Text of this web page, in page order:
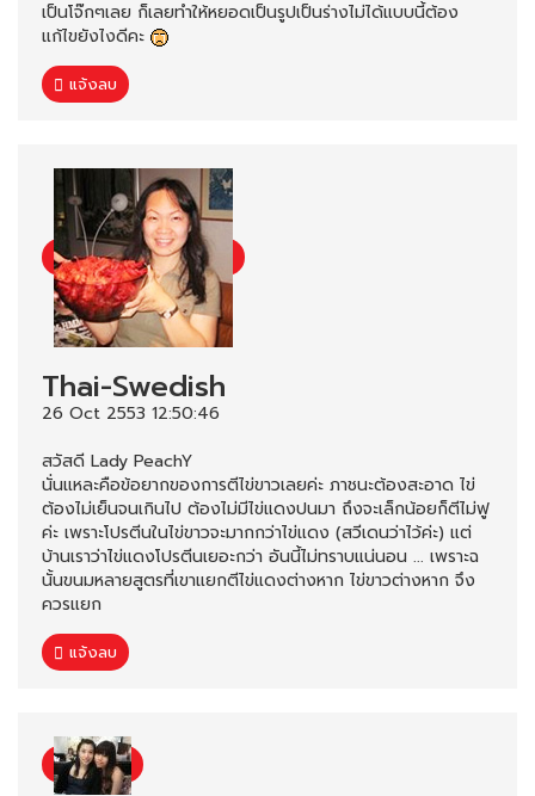
เป็นโจ๊กๆเลย ก็เลยทำให้หยอดเป็นรูปเป็นร่างไม่ได้แบบนี้ต้อง
แก้ไขยังไงดีคะ
แจ้งลบ
Thai-Swedish
26 Oct 2553 12:50:46
สวัสดี Lady PeachY
นั่นแหละคือข้อยากของการตีไข่ขาวเลยค่ะ ภาชนะต้องสะอาด ไข่
ต้องไม่เย็นจนเกินไป ต้องไม่มีไข่แดงปนมา ถึงจะเล็กน้อยก็ตีไม่ฟู
ค่ะ เพราะโปรตีนในไข่ขาวจะมากกว่าไข่แดง (สวีเดนว่าไว้ค่ะ) แต่
บ้านเราว่าไข่แดงโปรตีนเยอะกว่า อันนี้ไม่ทราบแน่นอน ... เพราะฉ
นั้นขนมหลายสูตรที่เขาแยกตีไข่แดงต่างหาก ไข่ขาวต่างหาก จึง
ควรแยก
แจ้งลบ